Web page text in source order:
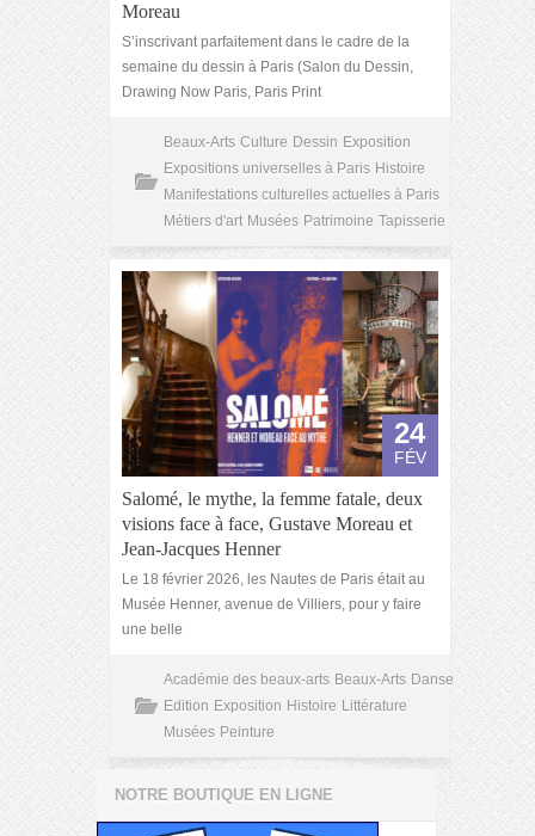
Moreau
S’inscrivant parfaitement dans le cadre de la
semaine du dessin à Paris (Salon du Dessin,
Drawing Now Paris, Paris Print
Beaux-Arts Culture Dessin Exposition
Expositions universelles à Paris Histoire
Manifestations culturelles actuelles à Paris
Métiers d'art Musées Patrimoine Tapisserie
24
FÉV
Salomé, le mythe, la femme fatale, deux
visions face à face, Gustave Moreau et
Jean-Jacques Henner
Le 18 février 2026, les Nautes de Paris était au
Musée Henner, avenue de Villiers, pour y faire
une belle
Académie des beaux-arts Beaux-Arts Danse
Edition Exposition Histoire Littérature
Musées Peinture
NOTRE BOUTIQUE EN LIGNE